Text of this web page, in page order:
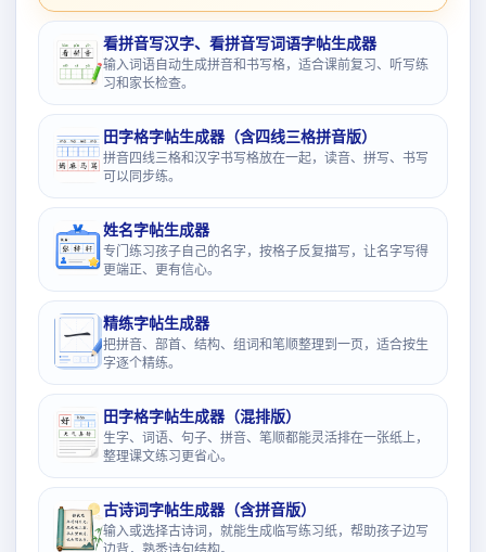
看拼音写汉字、看拼音写词语字帖生成器
输入词语自动生成拼音和书写格，适合课前复习、听写练
习和家长检查。
田字格字帖生成器（含四线三格拼音版）
拼音四线三格和汉字书写格放在一起，读音、拼写、书写
可以同步练。
姓名字帖生成器
专门练习孩子自己的名字，按格子反复描写，让名字写得
更端正、更有信心。
精练字帖生成器
把拼音、部首、结构、组词和笔顺整理到一页，适合按生
字逐个精练。
田字格字帖生成器（混排版）
生字、词语、句子、拼音、笔顺都能灵活排在一张纸上，
整理课文练习更省心。
古诗词字帖生成器（含拼音版）
输入或选择古诗词，就能生成临写练习纸，帮助孩子边写